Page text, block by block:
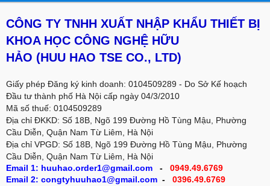
CÔNG TY TNHH XUẤT NHẬP KHẨU THIẾT BỊ
KHOA HỌC CÔNG NGHỆ HỮU
HẢO (HUU HAO TSE CO., LTD)
Giấy phép Đăng ký kinh doanh: 0104509289 - Do Sở Kế hoạch
Đầu tư thành phố Hà Nội cấp ngày 04/3/2010
Mã số thuế: 0104509289
Địa chỉ ĐKKD: Số 18B, Ngõ 199 Đường Hồ Tùng Mậu, Phường
Cầu Diễn, Quận Nam Từ Liêm, Hà Nội
Địa chỉ VPGD: Số 18B, Ngõ 199 Đường Hồ Tùng Mậu, Phường
Cầu Diễn, Quận Nam Từ Liêm, Hà Nội
Email 1: huuhao.order1@gmail.com
-
0949.49.6769
Email 2: congtyhuuhao1@gmail.com -
0396.49.6769